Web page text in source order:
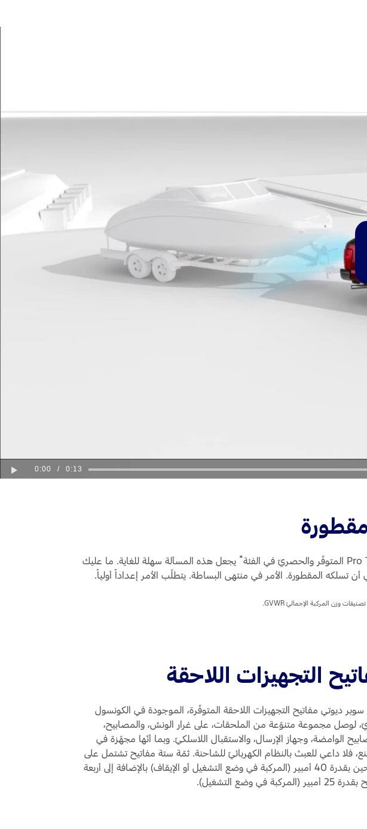
Play
0:00 / 0:13
* يجعل هذه المسألة سهلة للغاية. ما عليك
تسلكه المقطورة. الأمر في منتهى البساطة. يتطلّب الأمر إعداداً أولياً.
التجهيزات اللاحقة
ديوتي مفاتيح التجهيزات اللاحقة المتوفّرة، الموجودة في الكونسول
لوصل مجموعة متنوّعة من الملحقات، على غرار الونش، والمصابيح،
الوامضة، وجهاز الإرسال، والاستقبال اللاسلكيّ. وبما أنّها مجهّزة في
فلا داعي للعبث بالنظام الكهربائيّ للشاحنة. ثمّة ستة مفاتيح تشتمل على
مفتاحين بقدرة 40 أمبير (المركبة في وضع التشغيل أو الإيقاف) بالإضافة إلى أربعة
(المركبة في وضع التشغيل).